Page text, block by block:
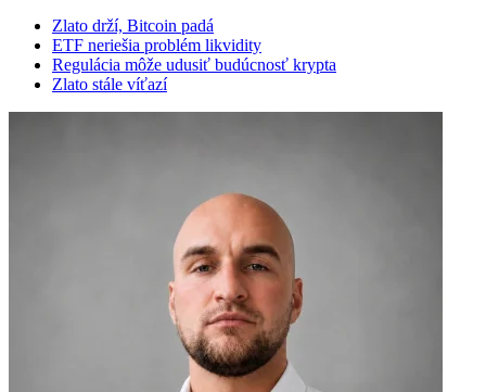
Zlato drží, Bitcoin padá
ETF neriešia problém likvidity
Regulácia môže udusiť budúcnosť krypta
Zlato stále víťazí